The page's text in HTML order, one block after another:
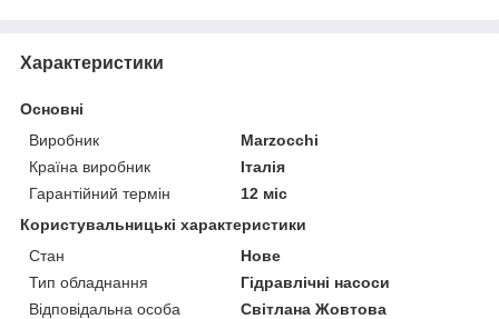
Характеристики
Основні
Виробник
Marzocchi
Країна виробник
Італія
Гарантійний термін
12 міс
Користувальницькі характеристики
Стан
Нове
Тип обладнання
Гідравлічні насоси
Відповідальна особа
Світлана Жовтова